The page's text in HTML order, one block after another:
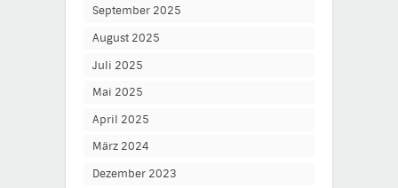
September 2025
August 2025
Juli 2025
Mai 2025
April 2025
März 2024
Dezember 2023